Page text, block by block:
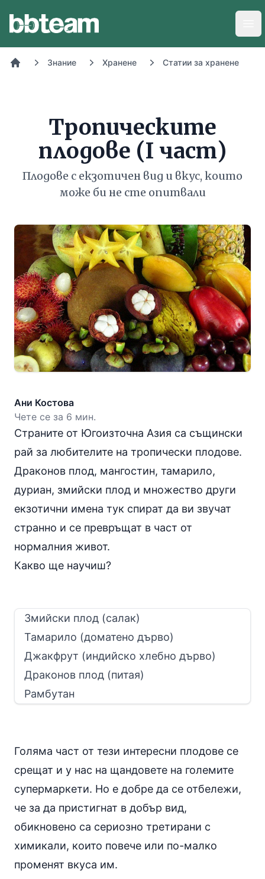
Знание Хранене Статии за хранене
Тропическите
плодове (I част)
Плодове с екзотичен вид и вкус, които
може би не сте опитвали
Ани Костова
Чете се за 6 мин.
Страните от Югоизточна Азия са същински
рай за любителите на тропически плодове.
Драконов плод, мангостин, тамарило,
дуриан, змийски плод и множество други
екзотични имена тук спират да ви звучат
странно и се превръщат в част от
нормалния живот.
Какво ще научиш?
Змийски плод (салак)
Тамарило (доматено дърво)
Джакфрут (индийско хлебно дърво)
Драконов плод (питая)
Рамбутан
Голяма част от тези интересни плодове се
срещат и у нас на щандовете на големите
супермаркети. Но е добре да се отбележи,
че за да пристигнат в добър вид,
обикновено са сериозно третирани с
химикали, които повече или по-малко
променят вкуса им.